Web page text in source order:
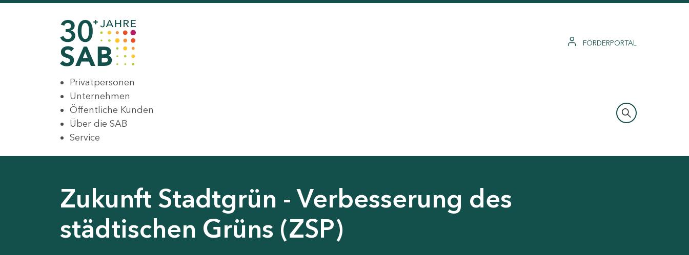
FÖRDERPORTAL
Privatpersonen
Unternehmen
Öffentliche Kunden
Über die SAB
Service
Zukunft Stadtgrün - Verbesserung des
städtischen Grüns (ZSP)